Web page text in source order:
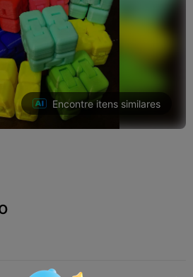
Encontre itens similares